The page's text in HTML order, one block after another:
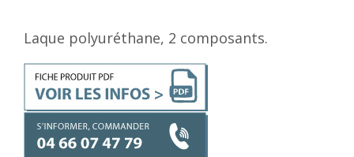
Laque polyuréthane, 2 composants.